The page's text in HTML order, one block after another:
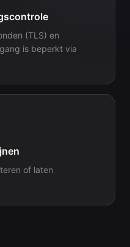
(TLS) en
is beperkt via
of laten